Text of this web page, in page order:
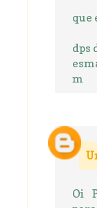
que
dps
m
Oi